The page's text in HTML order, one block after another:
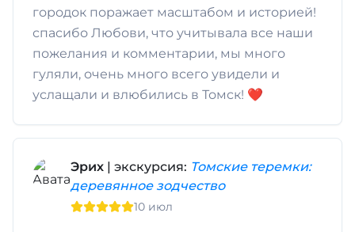
городок поражает масштабом и историей!
спасибо Любови, что учитывала все наши
пожелания и комментарии, мы много
гуляли, очень много всего увидели и
услащали и влюбились в Томск! ❤️
Эрих | экскурсия: Томские теремки:
деревянное зодчество
10 июл